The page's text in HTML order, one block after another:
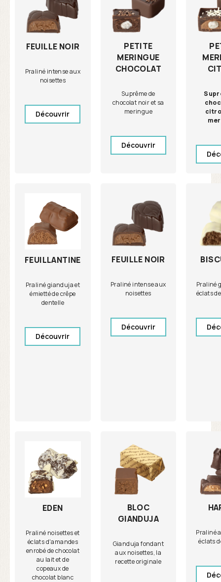
FEUILLE NOIR
Praliné intense aux
noisettes
Découvrir
PETITE
MERINGUE
CHOCOLAT
Suprême de
chocolat noir et sa
meringue
Découvrir
FEUILLANTINE
Praliné gianduja et
émietté de crêpe
dentelle
Découvrir
FEUILLE NOIR
Praliné intense aux
noisettes
Découvrir
Praliné
éclats
EDEN
Praliné noisettes et
éclats d'amandes
enrobé de chocolat
au lait et de
copeaux de
chocolat blanc
BLOC
GIANDUJA
Gianduja fondant
aux noisettes, la
recette originale
Praliné
éclats